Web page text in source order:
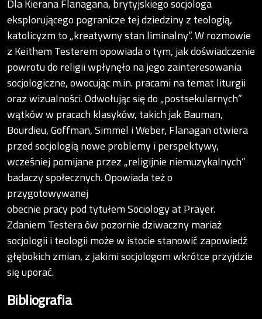
eksplorującego pogranicze tej dziedziny z teologią,
katolicyzm to „kreatywny stan liminalny”. W rozmowie
z Keithem Testerem opowiada o tym, jak doświadczenie
powrotu do religii wpłynęło na jego zainteresowania
socjologiczne, owocując m.in. pracami na temat liturgii
oraz wizualności. Odwołując się do „postsekularnych”
wątków w pracach klasyków, takich jak Bauman,
Bourdieu, Goffman, Simmel i Weber, Flanagan otwiera
przed socjologią nowe problemy i perspektywy,
wcześniej pomijane przez „religijnie niemuzykalnych”
badaczy społecznych. Opowiada też o
przygotowywanej
obecnie pracy pod tytułem Sociology at Prayer.
Zdaniem Testera ów pozornie dziwaczny mariaż
socjologii i teologii może w istocie stanowić zapowiedź
głębokich zmian, z jakimi socjologom wkrótce przyjdzie
się uporać.
Bibliografia